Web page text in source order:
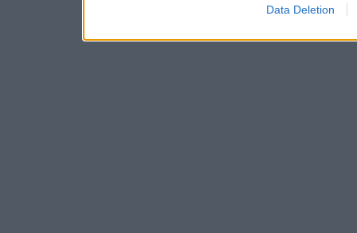
Data Deletion